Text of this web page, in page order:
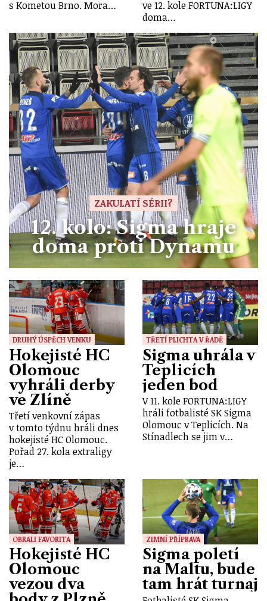
s Kometou Brno. Mora…
ve 12. kole FORTUNA:LIGY
doma…
ZAKULATÍ SÉRII?
12. kolo: Sigma hraje
doma proti Dynamu
DRUHÝ ÚSPĚCH VENKU
Hokejisté HC
Olomouc
vyhráli derby
ve Zlíně
Třetí venkovní zápas
v tomto týdnu hráli dnes
hokejisté HC Olomouc.
Pořad 27. kola extraligy
je…
TŘETÍ PLICHTA V ŘADĚ
Sigma uhrála v
Teplicích
jeden bod
V 11. kole FORTUNA:LIGY
hráli fotbalisté SK Sigma
Olomouc v Teplicích. Na
Stínadlech se jim v…
OBRALI FAVORITA
Hokejisté HC
Olomouc
vezou dva
ZIMNÍ PŘÍPRAVA
Sigma poletí
na Maltu, bude
tam hrát turnaj